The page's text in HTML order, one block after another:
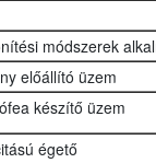
módszerek
előállító üzem
készítő üzem
égető